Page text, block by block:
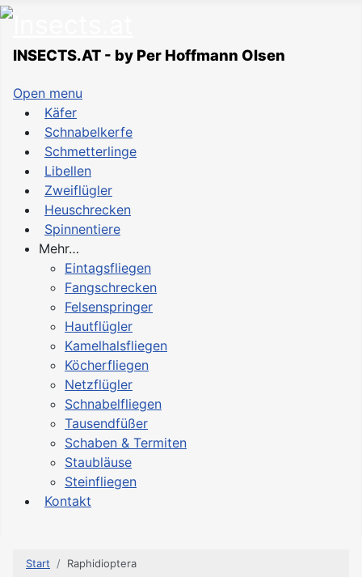
INSECTS.AT - by Per Hoffmann Olsen
Open menu
Käfer
Schnabelkerfe
Schmetterlinge
Libellen
Zweiflügler
Heuschrecken
Spinnentiere
Mehr…
Eintagsfliegen
Fangschrecken
Felsenspringer
Hautflügler
Kamelhalsfliegen
Köcherfliegen
Netzflügler
Schnabelfliegen
Tausendfüßer
Schaben & Termiten
Staubläuse
Steinfliegen
Kontakt
Start Raphidioptera